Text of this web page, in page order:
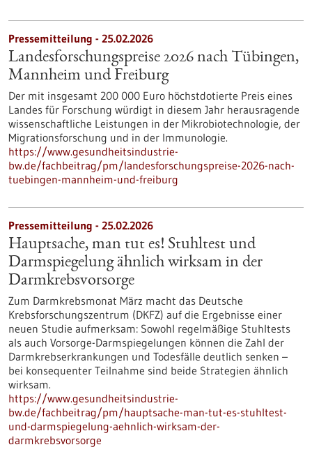
Pressemitteilung - 25.02.2026
Landesforschungspreise 2026 nach Tübingen,
Mannheim und Freiburg
Der mit insgesamt 200 000 Euro höchstdotierte Preis eines
Landes für Forschung würdigt in diesem Jahr herausragende
wissenschaftliche Leistungen in der Mikrobiotechnologie, der
Migrationsforschung und in der Immunologie.
https://www.gesundheitsindustrie-
bw.de/fachbeitrag/pm/landesforschungspreise-2026-nach-
tuebingen-mannheim-und-freiburg
Pressemitteilung - 25.02.2026
Hauptsache, man tut es! Stuhltest und
Darmspiegelung ähnlich wirksam in der
Darmkrebsvorsorge
Zum Darmkrebsmonat März macht das Deutsche
Krebsforschungszentrum (DKFZ) auf die Ergebnisse einer
neuen Studie aufmerksam: Sowohl regelmäßige Stuhltests
als auch Vorsorge-Darmspiegelungen können die Zahl der
Darmkrebserkrankungen und Todesfälle deutlich senken –
bei konsequenter Teilnahme sind beide Strategien ähnlich
wirksam.
https://www.gesundheitsindustrie-
bw.de/fachbeitrag/pm/hauptsache-man-tut-es-stuhltest-
und-darmspiegelung-aehnlich-wirksam-der-
darmkrebsvorsorge